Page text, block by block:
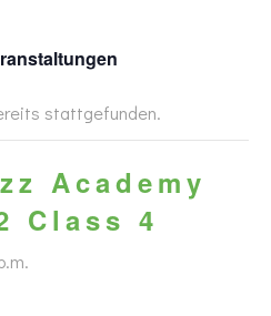
springen
stattgefunden.
Academy
Class 4